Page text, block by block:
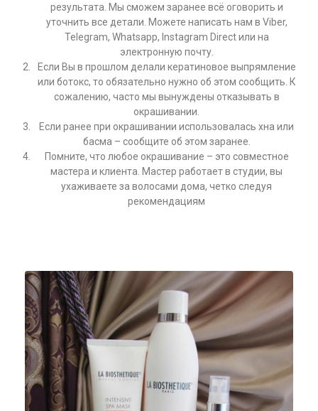
результата. Мы сможем заранее всё оговорить и
уточнить все детали. Можете написать нам в Viber,
Telegram, Whatsapp, Instagram Direct или на
электронную почту.
Если Вы в прошлом делали кератиновое выпрямление
или ботокс, то обязательно нужно об этом сообщить. К
сожалению, часто мы вынуждены отказывать в
окрашивании.
Если ранее при окрашивании использовалась хна или
басма – сообщите об этом заранее.
Помните, что любое окрашивание – это совместное
мастера и клиента. Мастер работает в студии, вы
ухаживаете за волосами дома, четко следуя
рекомендациям